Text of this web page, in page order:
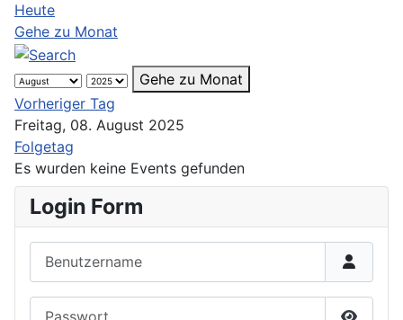
Heute
Gehe zu Monat
Gehe zu Monat
Vorheriger Tag
Freitag, 08. August 2025
Folgetag
Es wurden keine Events gefunden
Login Form